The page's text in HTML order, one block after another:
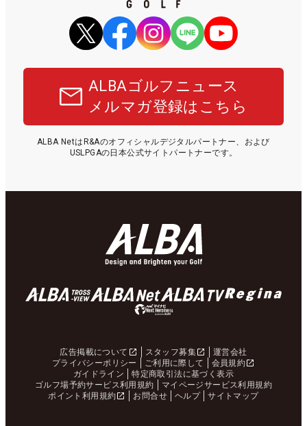
ALBAゴルフニュース
メルマガ登録はこちら
ALBA NetはR&Aのオフィシャルデジタルパートナー、および
USLPGAの日本公式サイトパートナーです。
広告掲載について スタッフ募集
運営会社
プライバシーポリシー
ご利用に際して
会員規約
ガイドライン
特定商取引法に基づく表示
ゴルフ場予約サービス利用規約
マイページサービス利用規約
ポイント利用規約
お問合せ ヘルプ サイトマップ